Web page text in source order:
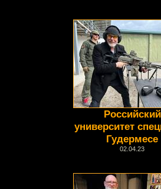
Российский
университет
Гудермесе
02.04.23